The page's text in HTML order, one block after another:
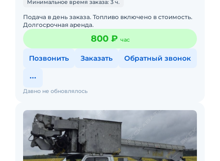
Минимальное время заказа: 3 ч.
Подача в день заказа. Топливо включено в стоимость.
Долгосрочная аренда.
800 ₽ час
Позвонить Заказать Обратный звонок
Давно не обновлялось